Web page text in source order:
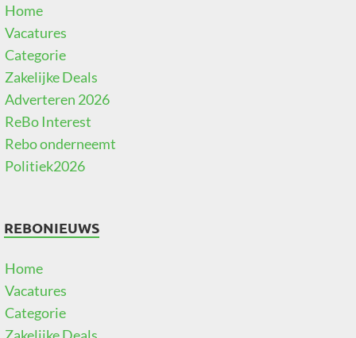
Home
Vacatures
Categorie
Zakelijke Deals
Adverteren 2026
ReBo Interest
Rebo onderneemt
Politiek2026
REBONIEUWS
Home
Vacatures
Categorie